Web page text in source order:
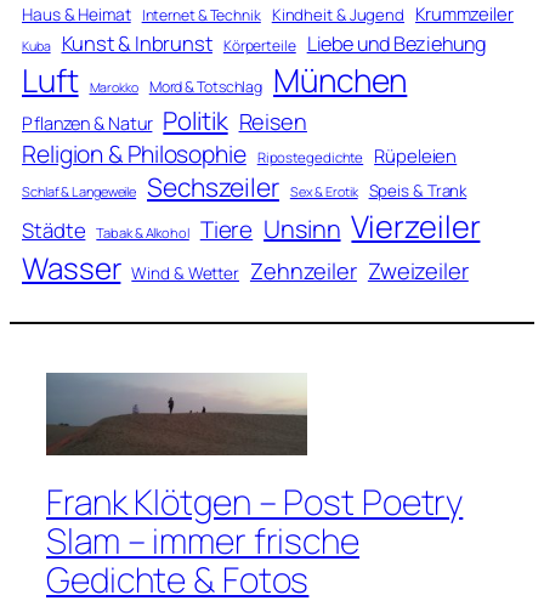
Haus & Heimat Internet & Technik Kindheit & Jugend Krummzeiler
Kuba Kunst & Inbrunst Körperteile Liebe und Beziehung
Luft Marokko Mord & Totschlag München
Pflanzen & Natur Politik Reisen
Religion & Philosophie Ripostegedichte Rüpeleien
Schlaf & Langeweile Sechszeiler Sex & Erotik Speis & Trank
Städte Tabak & Alkohol Tiere Unsinn Vierzeiler
Wasser Wind & Wetter Zehnzeiler Zweizeiler
Frank Klötgen – Post Poetry
Slam – immer frische
Gedichte & Fotos